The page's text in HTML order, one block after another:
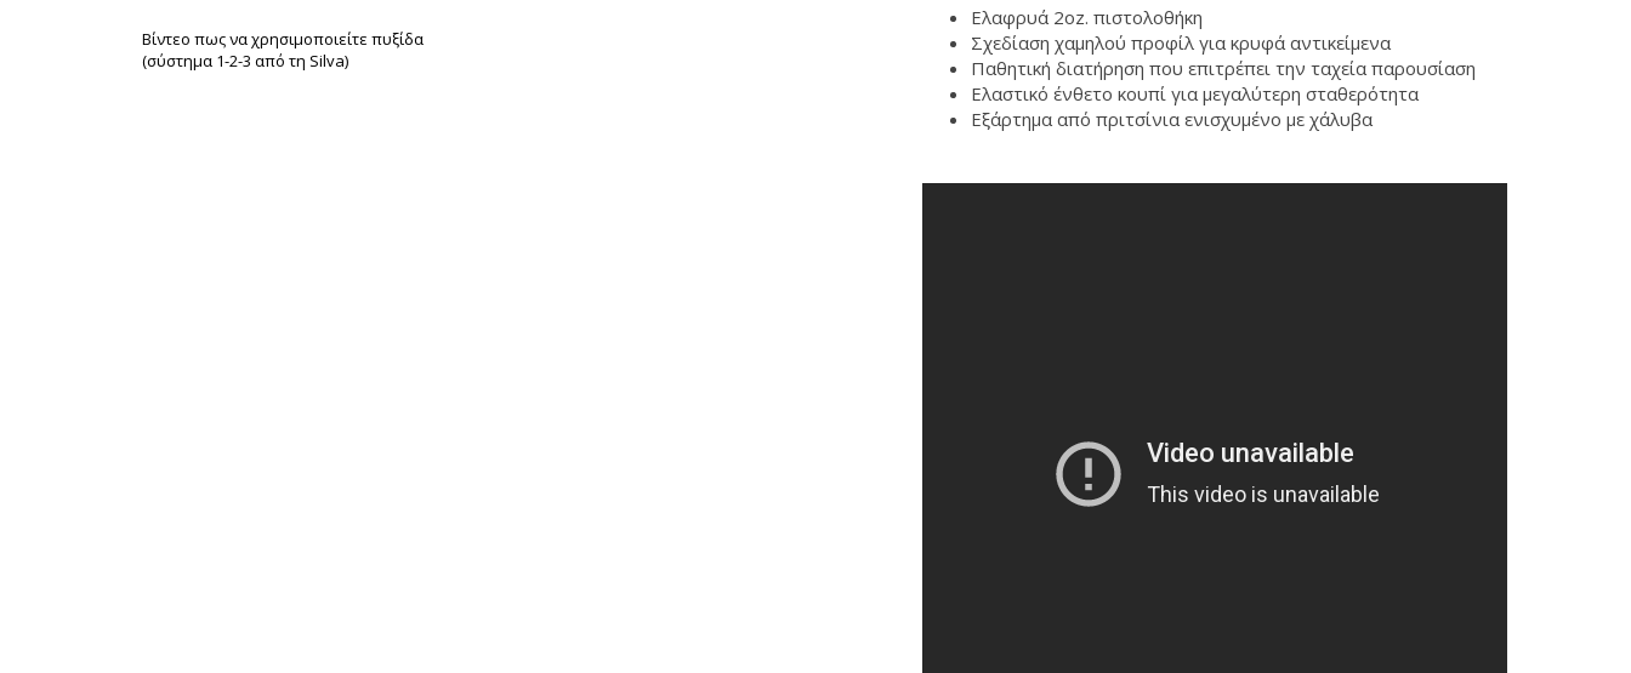
Βίντεο πως να χρησιμοποιείτε πυξίδα
(σύστημα 1-2-3 από τη Silva)
Ελαφρυά 2oz. πιστολοθήκη
Σχεδίαση χαμηλού προφίλ για κρυφά αντικείμενα
Παθητική διατήρηση που επιτρέπει την ταχεία παρουσίαση
Ελαστικό ένθετο κουπί για μεγαλύτερη σταθερότητα
Εξάρτημα από πριτσίνια ενισχυμένο με χάλυβα